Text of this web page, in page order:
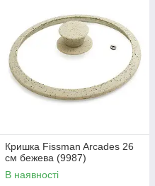
Кришка Fissman Arcades 26
см бежева (9987)
В наявності